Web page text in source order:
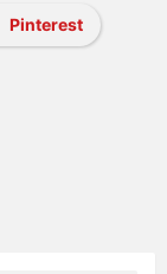
Pinterest